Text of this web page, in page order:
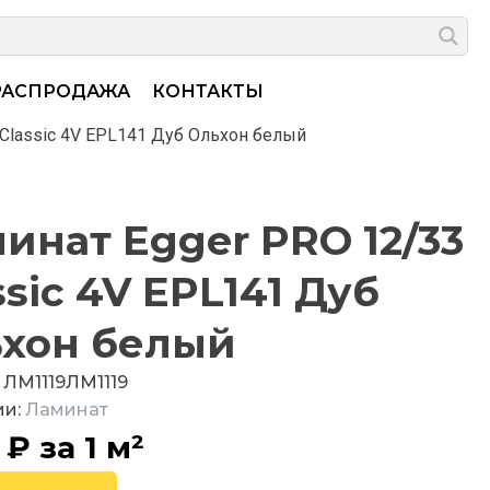
КОНТАКТЫ
4V EPL141 Дуб Ольхон белый
Egger PRO 12/33
4V EPL141 Дуб
белый
ЛМ1119ЛМ1119
Ламинат
₽ за 1 м²